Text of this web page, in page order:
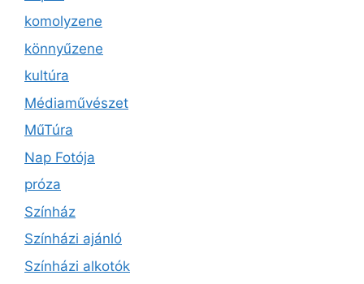
komolyzene
könnyűzene
kultúra
Médiaművészet
MűTúra
Nap Fotója
próza
Színház
Színházi ajánló
Színházi alkotók